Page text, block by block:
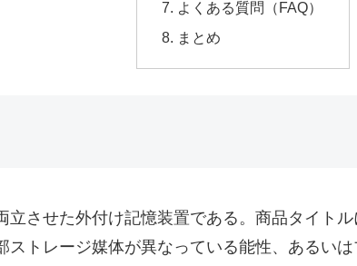
よくある質問（FAQ）
まとめ
させた外付け記憶装置である。商品タイト
ストレージ媒体が異なっている能性、あるい